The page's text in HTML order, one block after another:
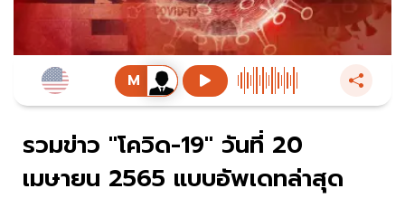
รวมข่าว "โควิด-19" วันที่ 20
เมษายน 2565 แบบอัพเดทล่าสุด